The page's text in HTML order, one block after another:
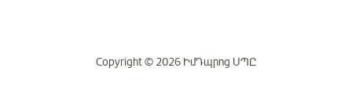
Copyright © 2026 ԻմԴպրոց ՍՊԸ